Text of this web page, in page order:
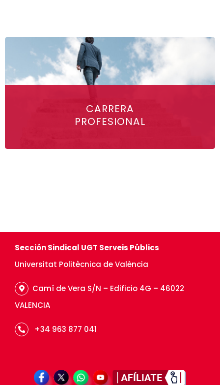
CARRERA
PROFESIONAL
Sección Sindical UGT Serveis Públics
Universitat Politècnica de València
Camí de Vera S/N – Edificio 4G – 46022
VALENCIA
+34 963 877 041